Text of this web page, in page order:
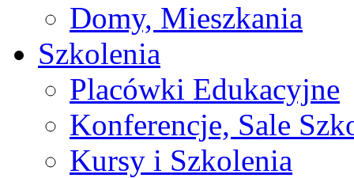
Domy, Mieszkania
Szkolenia
Placówki Edukacyjne
Konferencje, Sale
Kursy i Szkolenia